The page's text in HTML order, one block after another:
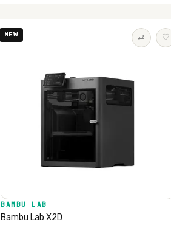
NEW ⇄ ♡
BAMBU LAB
Bambu Lab X2D